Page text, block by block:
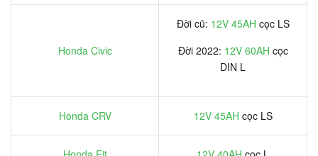
Honda Civic
Đời cũ: 12V 45AH cọc LS
Đời 2022: 12V 60AH cọc
DIN L
Honda CRV 12V 45AH cọc LS